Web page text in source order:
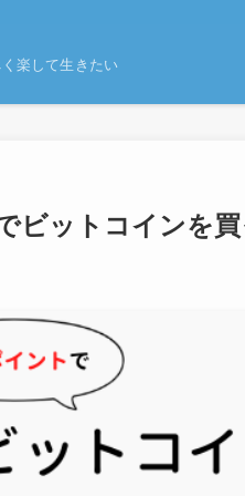
楽して生きたい
ビットコインを